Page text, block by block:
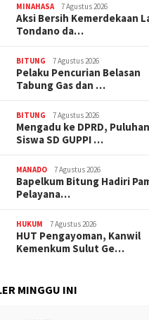
MINAHASA 7 Agustus 2026
Aksi Bersih Kemerdekaan
Tondano da…
BITUNG 7 Agustus 2026
Pelaku Pencurian Belasan
Tabung Gas dan …
BITUNG 7 Agustus 2026
Mengadu ke DPRD, Puluhan
Siswa SD GUPPI …
MANADO 7 Agustus 2026
‎Bapelkum Bitung Hadiri
Pelayana…
HUKUM 7 Agustus 2026
HUT Pengayoman, Kanwil
Kemenkum Sulut Ge…
MINGGU INI